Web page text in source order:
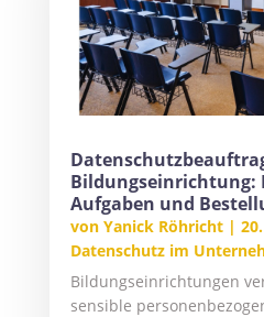
Bildungseinrichtung:
Aufgaben und
von Yanick Röhricht|
Datenschutz im
Bildungseinrichtungen
sensible